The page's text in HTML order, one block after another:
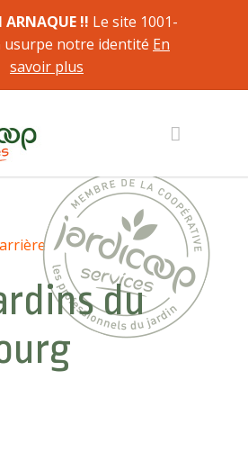
!! Le site 1001-
usurpe notre identité En
savoir plus
du